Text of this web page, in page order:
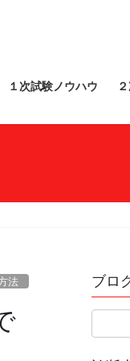
１次試験ノウハウ
法 ブロ